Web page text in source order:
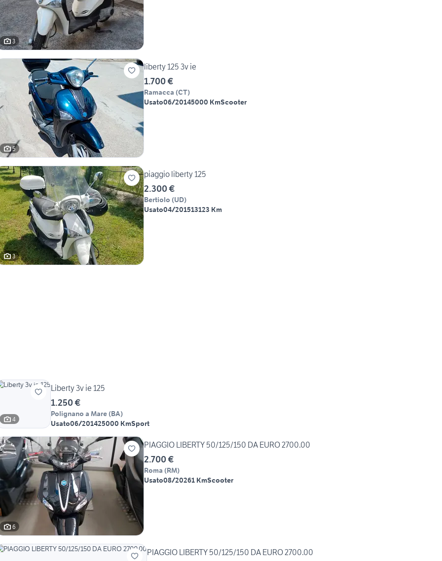
3
5
liberty 125 3v ie
1.700 €
Ramacca (CT)
Usato06/20145000 KmScooter
3
piaggio liberty 125
2.300 €
Bertiolo (UD)
Usato04/201513123 Km
4
Liberty 3v ie 125
1.250 €
Polignano a Mare (BA)
Usato06/201425000 KmSport
6
PIAGGIO LIBERTY 50/125/150 DA EURO 2700.00
2.700 €
Roma (RM)
Usato08/20261 KmScooter
PIAGGIO LIBERTY 50/125/150 DA EURO 2700.00